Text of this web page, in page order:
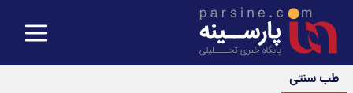
طب سنتی